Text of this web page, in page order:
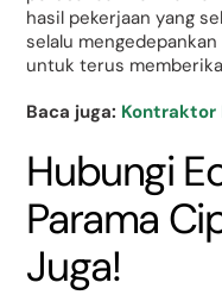
hasil pekerjaan yang
selalu
untuk terus
Baca juga: Kontraktor
Hubungi
Parama
Juga!